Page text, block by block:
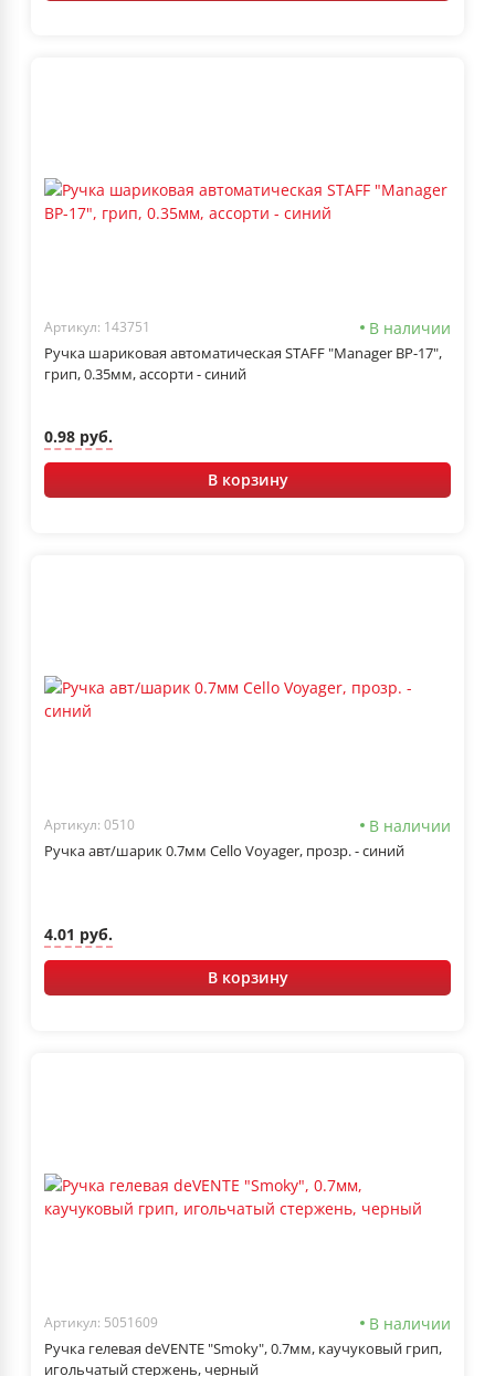
Артикул: 143751 В наличии
Ручка шариковая автоматическая STAFF "Manager BP-17",
грип, 0.35мм, ассорти - синий
0.98 руб.
В корзину
Артикул: 0510 В наличии
Ручка авт/шарик 0.7мм Cello Voyager, прозр. - синий
4.01 руб.
В корзину
Артикул: 5051609 В наличии
Ручка гелевая deVENTE "Smoky", 0.7мм, каучуковый грип,
игольчатый стержень, черный